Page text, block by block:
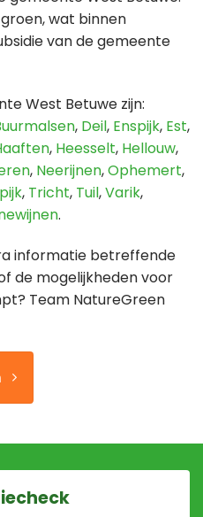
wat binnen
van de gemeente
West Betuwe zijn:
, Deil, Enspijk, Est,
, Heesselt, Hellouw,
, Neerijnen,Ophemert,
, Tricht, Tuil,Varik,
.
informatie betreffende
de mogelijkheden voor
Team NatureGreen